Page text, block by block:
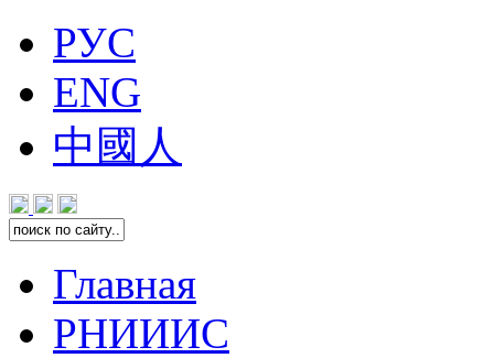
РУС
ENG
中國人
Главная
РНИИИС